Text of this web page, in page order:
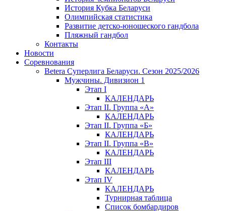
История Кубка Беларуси
Олимпийская статистика
Развитие детско-юношеского гандбола
Пляжный гандбол
Контакты
Новости
Соревнования
Betera Суперлига Беларуси. Сезон 2025/2026
Мужчины. Дивизион 1
Этап I
КАЛЕНДАРЬ
Этап II. Группа «А»
КАЛЕНДАРЬ
Этап II. Группа «Б»
КАЛЕНДАРЬ
Этап II. Группа «В»
КАЛЕНДАРЬ
Этап III
КАЛЕНДАРЬ
Этап IV
КАЛЕНДАРЬ
Турнирная таблица
Список бомбардиров